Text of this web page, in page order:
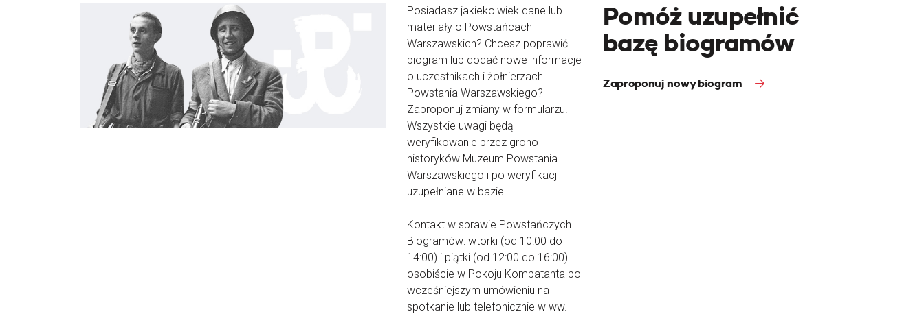
Posiadasz jakiekolwiek dane lub
materiały o Powstańcach
Warszawskich? Chcesz poprawić
biogram lub dodać nowe informacje
o uczestnikach i żołnierzach
Powstania Warszawskiego?
Zaproponuj zmiany w formularzu.
Wszystkie uwagi będą
weryfikowanie przez grono
historyków Muzeum Powstania
Warszawskiego i po weryfikacji
uzupełniane w bazie.
Kontakt w sprawie Powstańczych
Biogramów: wtorki (od 10:00 do
14:00) i piątki (od 12:00 do 16:00)
osobiście w Pokoju Kombatanta po
wcześniejszym umówieniu na
spotkanie lub telefonicznie w ww.
Pomóż uzupełnić
bazę biogramów
Zaproponuj nowy biogram